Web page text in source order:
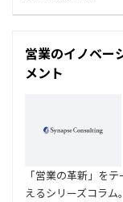
営業のイノベー
メント
「営業の革新」を
えるシリーズコラ